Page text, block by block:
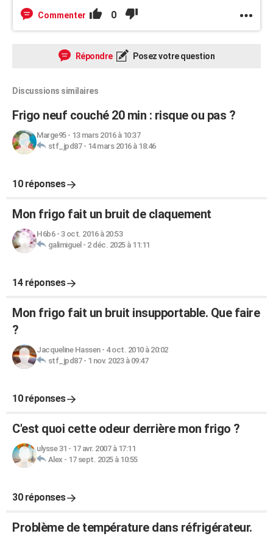
Commenter 0
Répondre Posez votre question
Discussions similaires
Frigo neuf couché 20 min : risque ou pas ?
Marge95- 13 mars 2016 à 10:37
stf_jpd87- 14 mars 2016 à 18:46
10 réponses
Mon frigo fait un bruit de claquement
H6b6- 3 oct. 2016 à 20:53
galimiguel - 2 déc. 2025 à 11:11
14 réponses
Mon frigo fait un bruit insupportable. Que faire
?
Jacqueline Hassen- 4 oct. 2010 à 20:02
stf_jpd87- 1 nov. 2023 à 09:47
10 réponses
C'est quoi cette odeur derrière mon frigo ?
ulysse 31 - 17 avr. 2007 à 17:11
Alex - 17 sept. 2025 à 10:55
30 réponses
Problème de température dans réfrigérateur.